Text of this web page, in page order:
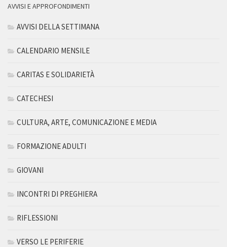
AVVISI E APPROFONDIMENTI
AVVISI DELLA SETTIMANA
CALENDARIO MENSILE
CARITAS E SOLIDARIETÀ
CATECHESI
CULTURA, ARTE, COMUNICAZIONE E MEDIA
FORMAZIONE ADULTI
GIOVANI
INCONTRI DI PREGHIERA
RIFLESSIONI
VERSO LE PERIFERIE